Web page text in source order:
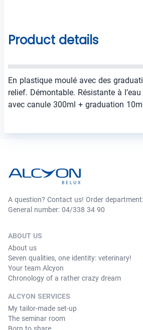
Product details
En plastique moulé avec des
relief. Démontable. Résistante à
avec canule 300ml + graduation 10ml
A question? Contact us! Order
General number: 04/338 34 90
ABOUT US
About us
Seven qualities, one identity: veterinary!
Your team Alcyon
Chronology of a rather crazy dream
ALCYON SERVICES
My tailor-made set-up
The seminar room